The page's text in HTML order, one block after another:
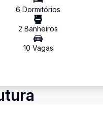
6 Dormitórios
2 Banheiros
10 Vagas